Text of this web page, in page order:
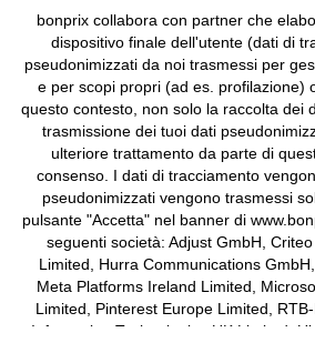
bonprix collabora con partner che
dispositivo finale dell'utente (dati di
pseudonimizzati da noi trasmessi per
e per scopi propri (ad es. profilazione)
questo contesto, non solo la raccolta dei
trasmissione dei tuoi dati
ulteriore trattamento da parte di
consenso. I dati di tracciamento
pseudonimizzati vengono trasmessi
pulsante "Accetta" nel banner di
seguenti società: Adjust GmbH,
Limited, Hurra Communications
Meta Platforms Ireland Limited,
Limited, Pinterest Europe Limited,
Information Technologies UK Limited.